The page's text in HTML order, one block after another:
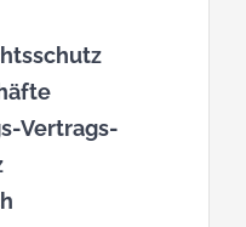
Vertrags-